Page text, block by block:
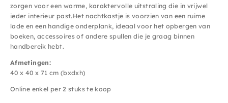
zorgen voor een warme, karaktervolle uitstraling die in vrijwel
ieder interieur past.Het nachtkastje is voorzien van een ruime
lade en een handige onderplank, ideaal voor het opbergen van
boeken, accessoires of andere spullen die je graag binnen
handbereik hebt.
Afmetingen:
40 x 40 x 71 cm (bxdxh)
Online enkel per 2 stuks te koop